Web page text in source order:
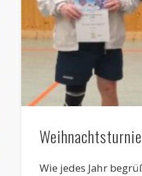
Wie jedes Jahr